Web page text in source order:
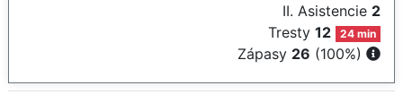
II. Asistencie 2
Tresty12 24 min
Zápasy 26 (100%)